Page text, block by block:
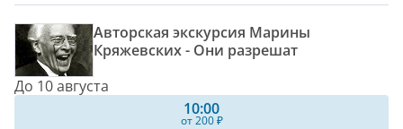
Авторская экскурсия Марины
Кряжевских - Они разрешат
До 10 августа
10:00
от 200 ₽